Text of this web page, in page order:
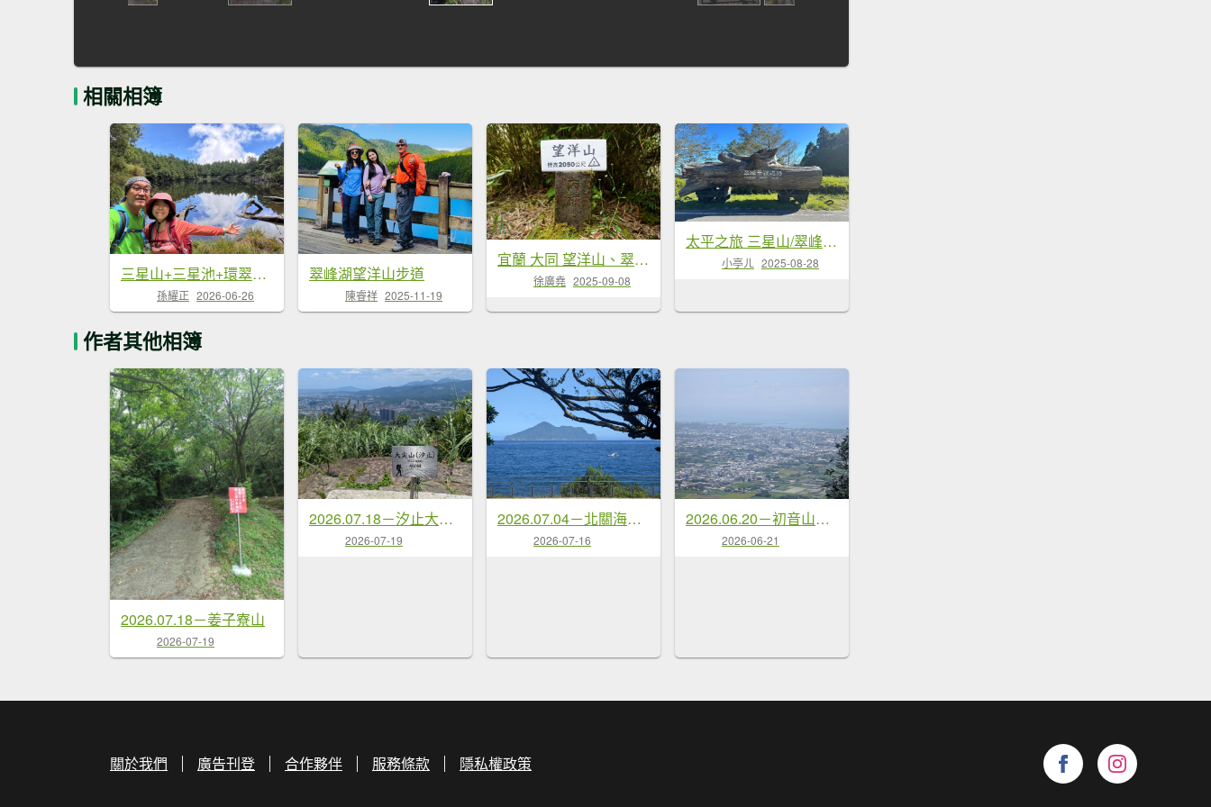
相關相簿
三星山+三星池+環翠峰湖 2026.06.20
孫耀正 2026-06-26
翠峰湖望洋山步道
陳睿祥 2025-11-19
宜蘭 大同 望洋山、翠峰湖步道、山毛櫸步道
徐廣堯 2025-09-08
太平之旅 三星山/翠峰湖/見晴
小亭ㄦ 2025-08-28
作者其他相簿
2026.07.18－姜子寮山
2026-07-19
2026.07.18－汐止大尖山
2026-07-19
2026.07.04－北關海潮公園
2026-07-16
2026.06.20－初音山步道
2026-06-21
關於我們 廣告刊登 合作夥伴 服務條款 隱私權政策